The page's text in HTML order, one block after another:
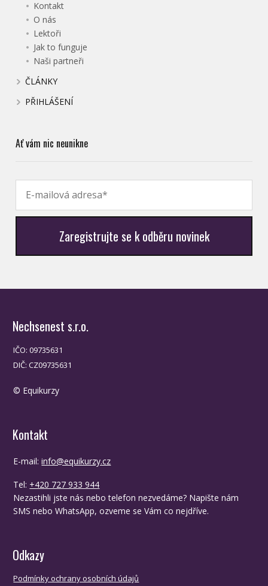
Kontakt
O nás
Lektoři
Jak to funguje
Naši partneři
ČLÁNKY
PŘIHLÁŠENÍ
Ať vám nic neunikne
Zaregistrujte se k odběru novinek
Nechsenest s.r.o.
IČO: 09735631
DIČ: CZ09735631
© Equikurzy
Kontakt
E-mail:info@equikurzy.cz
Tel: +420 727 933 944
Nezastihli jste nás nebo telefon nezvedáme? Napište nám
SMS nebo WhatsApp, ozveme se Vám co nejdříve.
Odkazy
Podmínky ochrany osobních údajů